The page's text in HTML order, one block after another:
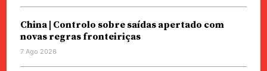
China | Controlo sobre saídas apertado com
novas regras fronteiriças
7 Ago 2026